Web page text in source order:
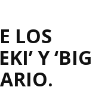
LOS
Y ‘BIG